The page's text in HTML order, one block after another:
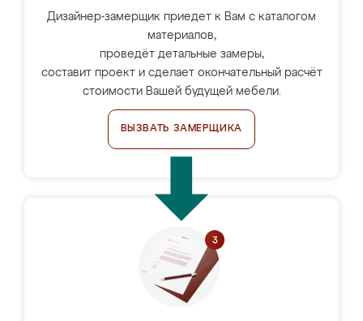
Дизайнер-замерщик приедет к Вам с каталогом
материалов,
проведёт детальные замеры,
составит проект и сделает окончательный расчёт
стоимости Вашей будущей мебели.
ВЫЗВАТЬ ЗАМЕРЩИКА